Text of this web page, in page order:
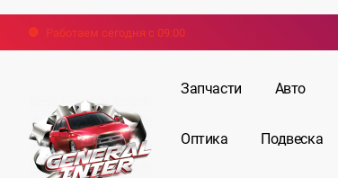
Работаем сегодня с 09:00
Запчасти Авто
Оптика Подвеска